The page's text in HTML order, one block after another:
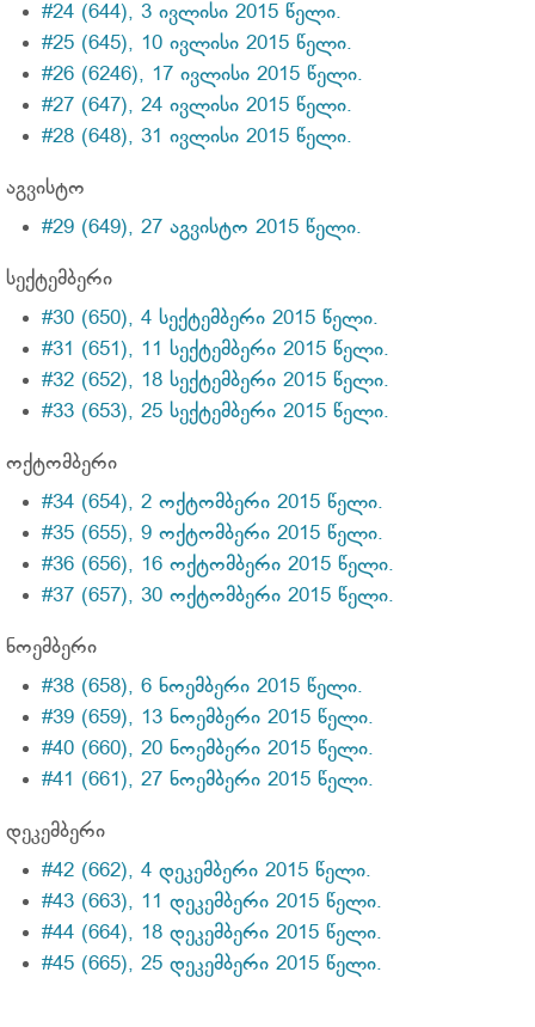
#24 (644), 3 ივლისი 2015 წელი.
#25 (645), 10 ივლისი 2015 წელი.
#26 (6246), 17 ივლისი 2015 წელი.
#27 (647), 24 ივლისი 2015 წელი.
#28 (648), 31 ივლისი 2015 წელი.
აგვისტო
#29 (649), 27 აგვისტო 2015 წელი.
სექტემბერი
#30 (650), 4 სექტემბერი 2015 წელი.
#31 (651), 11 სექტემბერი 2015 წელი.
#32 (652), 18 სექტემბერი 2015 წელი.
#33 (653), 25 სექტემბერი 2015 წელი.
ოქტომბერი
#34 (654), 2 ოქტომბერი 2015 წელი.
#35 (655), 9 ოქტომბერი 2015 წელი.
#36 (656), 16 ოქტომბერი 2015 წელი.
#37 (657), 30 ოქტომბერი 2015 წელი.
ნოემბერი
#38 (658), 6 ნოემბერი 2015 წელი.
#39 (659), 13 ნოემბერი 2015 წელი.
#40 (660), 20 ნოემბერი 2015 წელი.
#41 (661), 27 ნოემბერი 2015 წელი.
დეკემბერი
#42 (662), 4 დეკემბერი 2015 წელი.
#43 (663), 11 დეკემბერი 2015 წელი.
#44 (664), 18 დეკემბერი 2015 წელი.
#45 (665), 25 დეკემბერი 2015 წელი.